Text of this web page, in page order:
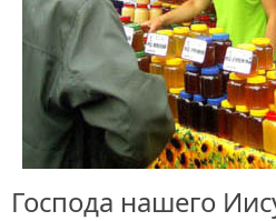
Господа нашего